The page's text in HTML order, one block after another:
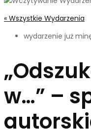
« Wszystkie Wydarzenia
wydarzenie już
w…” –